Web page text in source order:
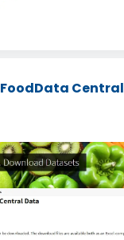
FoodData Central